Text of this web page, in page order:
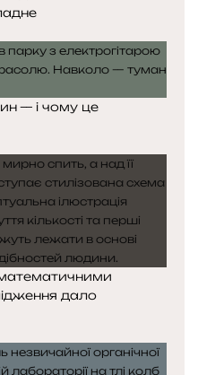
— і чому це
дало